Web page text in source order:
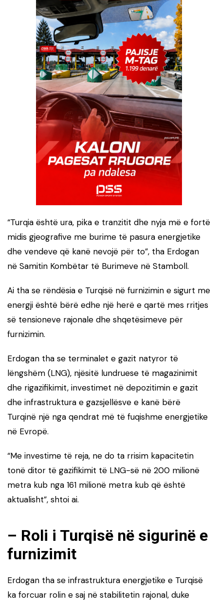
“Turqia është ura, pika e tranzitit dhe nyja më e fortë
midis gjeografive me burime të pasura energjetike
dhe vendeve që kanë nevojë për to”, tha Erdogan
në Samitin Kombëtar të Burimeve në Stamboll.
Ai tha se rëndësia e Turqisë në furnizimin e sigurt me
energji është bërë edhe një herë e qartë mes rritjes
së tensioneve rajonale dhe shqetësimeve për
furnizimin.
Erdogan tha se terminalet e gazit natyror të
lëngshëm (LNG), njësitë lundruese të magazinimit
dhe rigazifikimit, investimet në depozitimin e gazit
dhe infrastruktura e gazsjellësve e kanë bërë
Turqinë një nga qendrat më të fuqishme energjetike
në Evropë.
“Me investime të reja, ne do ta rrisim kapacitetin
tonë ditor të gazifikimit të LNG-së në 200 milionë
metra kub nga 161 milionë metra kub që është
aktualisht”, shtoi ai.
– Roli i Turqisë në sigurinë e
furnizimit
Erdogan tha se infrastruktura energjetike e Turqisë
ka forcuar rolin e saj në stabilitetin rajonal, duke